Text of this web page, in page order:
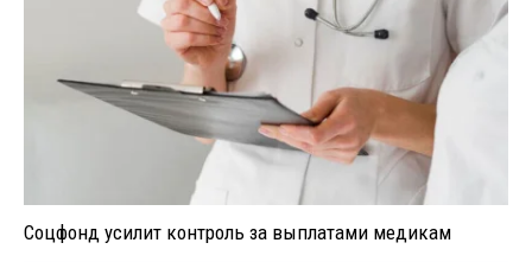
Соцфонд усилит контроль за выплатами медикам